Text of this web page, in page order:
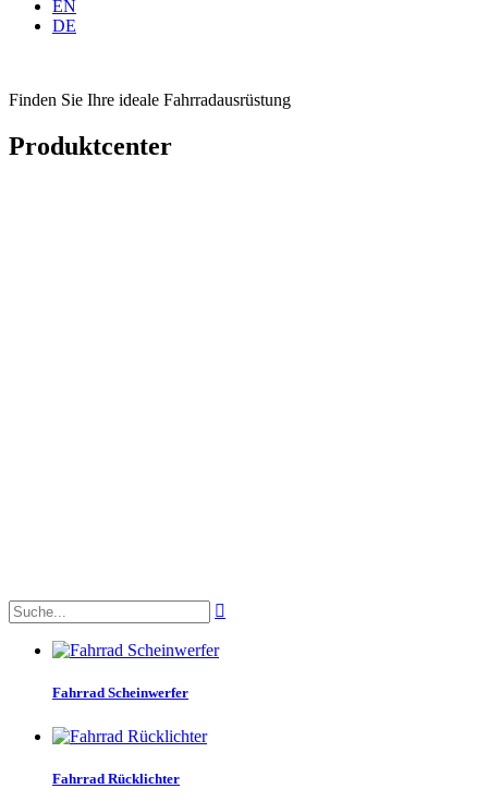
EN
DE
Finden Sie Ihre ideale Fahrradausrüstung
Produktcenter

Fahrrad Scheinwerfer
Fahrrad Rücklichter